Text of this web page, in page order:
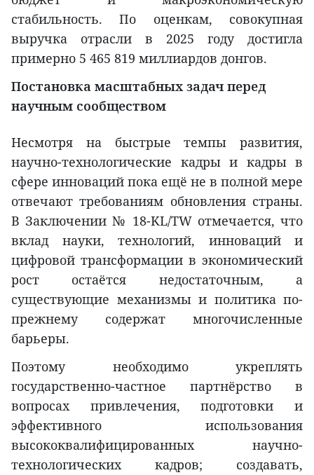
стабильность. По оценкам, совокупная
выручка отрасли в 2025 году достигла
примерно 5 465 819 миллиардов донгов.
Постановка масштабных задач перед
научным сообществом
Несмотря на быстрые темпы развития,
научно-технологические кадры и кадры в
сфере инноваций пока ещё не в полной мере
отвечают требованиям обновления страны.
В Заключении № 18-KL/TW отмечается, что
вклад науки, технологий, инноваций и
цифровой трансформации в экономический
рост остаётся недостаточным, а
существующие механизмы и политика по-
прежнему содержат многочисленные
барьеры.
Поэтому необходимо укреплять
государственно-частное партнёрство в
вопросах привлечения, подготовки и
эффективного использования
высококвалифицированных научно-
технологических кадров; создавать,